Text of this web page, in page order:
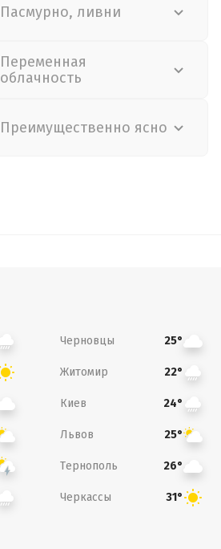
Пасмурно, ливни
Переменная
облачность
Преимущественно ясно
Черновцы 25°
Житомир 22°
Киев 24°
Львов 25°
Тернополь 26°
Черкассы 31°